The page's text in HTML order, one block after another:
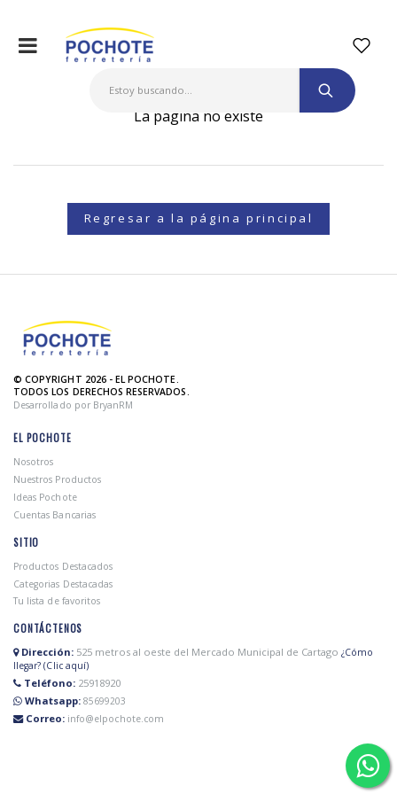
La página no existe
Regresar a la página principal
© COPYRIGHT 2026 - EL POCHOTE.
TODOS LOS DERECHOS RESERVADOS.
Desarrollado por BryanRM
EL POCHOTE
Nosotros
Nuestros Productos
Ideas Pochote
Cuentas Bancarias
SITIO
Productos Destacados
Categorias Destacadas
Tu lista de favoritos
CONTÁCTENOS
Dirección: 525 metros al oeste del Mercado Municipal de Cartago ¿Cómo
llegar? (Clic aquí)
Teléfono: 25918920
Whatsapp: 85699203
Correo: info@elpochote.com